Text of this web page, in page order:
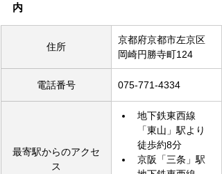
内
住所
京都府京都市左京区
岡崎円勝寺町124
電話番号 075-771-4334
最寄駅からのアクセ
ス
地下鉄東西線
「東山」駅より
徒歩約8分
京阪「三条」駅